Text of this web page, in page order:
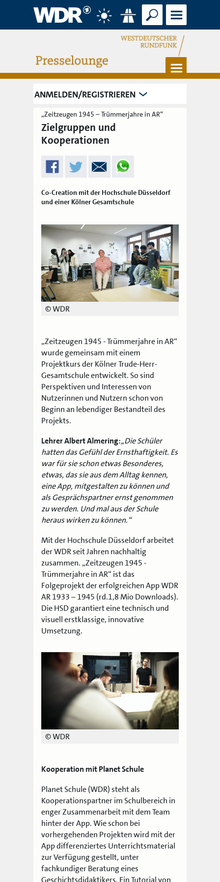
Verkehr
Suche Menü
Menü
ANMELDEN/REGISTRIEREN
„Zeitzeugen 1945 – Trümmerjahre in AR“
Zielgruppen und
Kooperationen
Co-Creation mit der Hochschule Düsseldorf
und einer Kölner Gesamtschule
© WDR
„Zeitzeugen 1945 - Trümmerjahre in AR“
wurde gemeinsam mit einem
Projektkurs der Kölner Trude-Herr-
Gesamtschule entwickelt. So sind
Perspektiven und Interessen von
Nutzerinnen und Nutzern schon von
Beginn an lebendiger Bestandteil des
Projekts.
Lehrer Albert Almering:„Die Schüler
hatten das Gefühl der Ernsthaftigkeit. Es
war für sie schon etwas Besonderes,
etwas, das sie aus dem Alltag kennen,
eine App, mitgestalten zu können und
als Gesprächspartner ernst genommen
zu werden. Und mal aus der Schule
heraus wirken zu können.“
Mit der Hochschule Düsseldorf arbeitet
der WDR seit Jahren nachhaltig
zusammen. „Zeitzeugen 1945 -
Trümmerjahre in AR“ ist das
Folgeprojekt der erfolgreichen App WDR
AR 1933 – 1945 (rd.1,8 Mio Downloads).
Die HSD garantiert eine technisch und
visuell erstklassige, innovative
Umsetzung.
© WDR
Kooperation mit Planet Schule
Planet Schule (WDR) steht als
Kooperationspartner im Schulbereich in
enger Zusammenarbeit mit dem Team
hinter der App. Wie schon bei
vorhergehenden Projekten wird mit der
App differenziertes Unterrichtsmaterial
zur Verfügung gestellt, unter
fachkundiger Beratung eines